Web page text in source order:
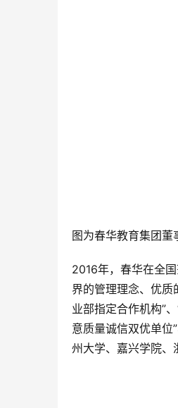
图为春华教育集团
2016年，春华在全
界的管理理念、优质
业部指定合作机构”
意质量诚信双优单位
州大学、嘉兴学院、